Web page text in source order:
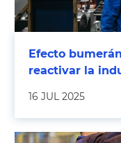
Efecto
reactivar la
16 JUL 2025